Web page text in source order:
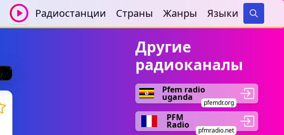
Радиостанции Страны Жанры Языки
Search
Другие
радиоканалы
Pfem radio
uganda
pfemdr.org
PFM
Radio
pfmradio.net